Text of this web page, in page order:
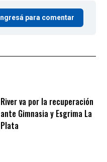
Ingresá para comentar
River va por la recuperación
ante Gimnasia y Esgrima La
Plata